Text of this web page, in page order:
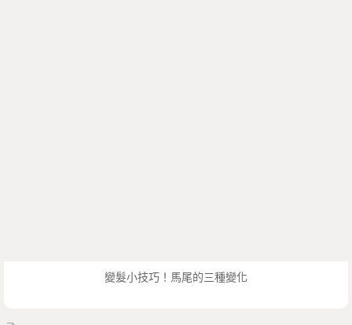
變髮小技巧！馬尾的三種變化